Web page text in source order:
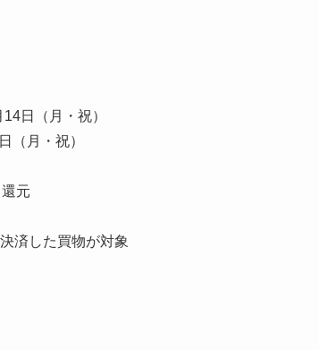
日（月・祝）
（月・祝）
元
済した買物が対象